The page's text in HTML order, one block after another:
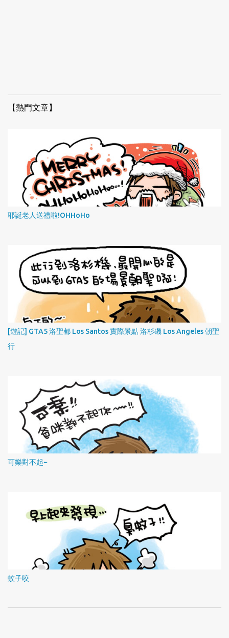
【熱門文章】
耶誕老人送禮啦!OHHoHo
[遊記] GTA5 洛聖都 Los Santos 實際景點 洛杉磯 Los Angeles 朝聖
行
可樂對不起~
蚊子咬